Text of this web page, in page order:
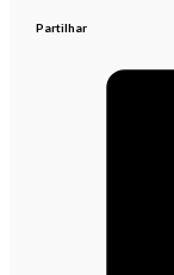
Partilhar